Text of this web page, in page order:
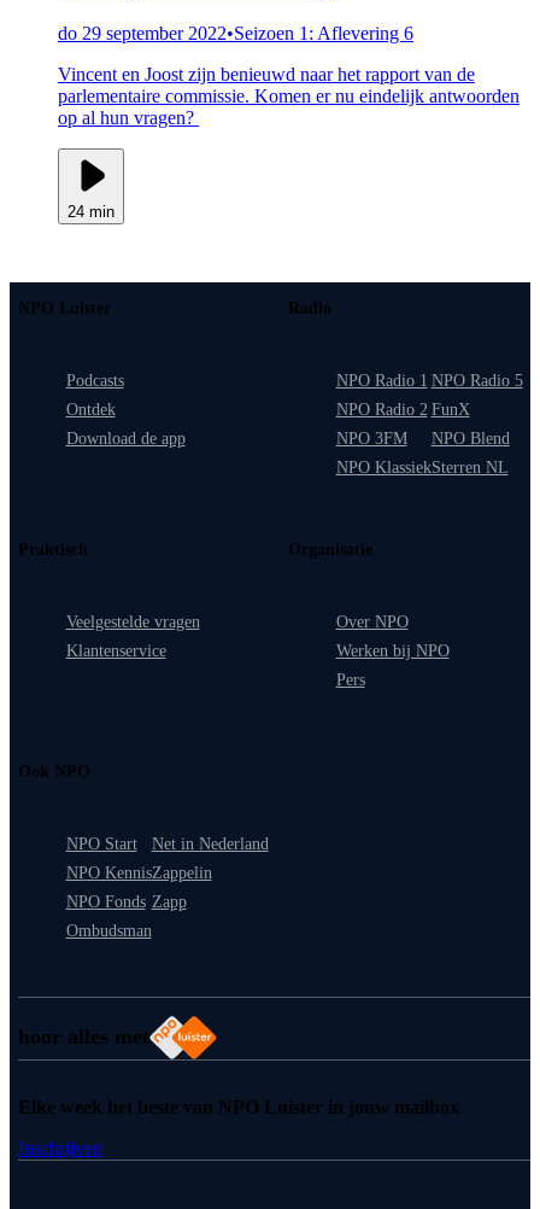
do 29 september 2022•Seizoen 1: Aflevering 6
Vincent en Joost zijn benieuwd naar het rapport van de
parlementaire commissie. Komen er nu eindelijk antwoorden
op al hun vragen?
24 min
hoor alles met
NPO Luister
Podcasts
Ontdek
Download de app
Radio
NPO Radio 1
NPO Radio 2
NPO 3FM
NPO Klassiek
NPO Radio 5
FunX
NPO Blend
Sterren NL
Praktisch
Veelgestelde vragen
Klantenservice
Organisatie
Over NPO
Werken bij NPO
Pers
Ook NPO
NPO Start
NPO Kennis
NPO Fonds
Ombudsman
Net in Nederland
Zappelin
Zapp
Elke week het beste van NPO Luister in jouw mailbox
Inschrijven